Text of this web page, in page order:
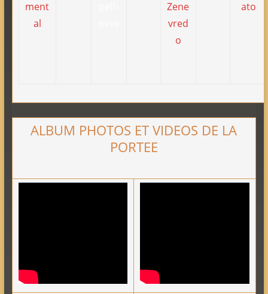
ALBUM PHOTOS ET VIDEOS DE LA
PORTEE